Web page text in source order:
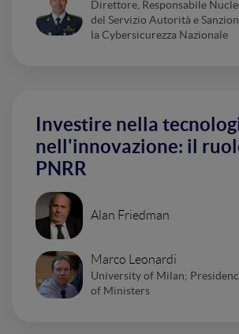
Direttore, Responsabile
del Servizio Autorità e
la Cybersicurezza Nazionale
Investire nella
nell'innovazione: il
PNRR
Alan Friedman
Marco Leonardi
University of Milan;
of Ministers